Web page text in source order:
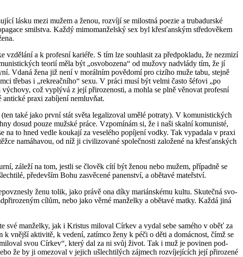
lásku mezi mužem a ženou, roz­ví­jí se mi­lost­ná po­ezie a tru­ba­dur­ské
smil­stva. Každý mi­mo­man­žel­ský sex byl křes­ťan­ským stře­do­vě­kem
a k pro­fes­ní ka­ri­é­ře. S tím lze sou­hla­sit za před­po­kla­du, že ne­zmi­zí
te­o­rií měla být „osvo­bo­ze­na“ od mu­žo­vy nad­vlá­dy tím, že jí
Vdaná žena již není v mo­rál­ním po­vě­do­mí pro ci­zí­ho muže tabu, stej­ně
tře­bas i „re­kre­ač­ní­ho“ sexu. V práci musí být velmi často šé­fo­vi „po
což vy­plý­vá z její při­ro­ze­nos­ti, a mohla se plně vě­no­vat pro­fes­ní
an­tic­ké praxi za­bí­je­ní ne­mluvňat.
také jako první stát světa le­ga­li­zo­val umělé po­tra­ty). V ko­mu­nis­tic­kých
dosud pouze muž­ské práce. Vzpo­mí­nám si, že i naši skal­ní ko­mu­nis­té,
to hned vedle kou­ka­jí za ve­se­lé­ho po­pí­je­ní vodky. Tak vy­pa­da­la v praxi
na­má­ha­vou, od níž ji ci­vi­li­zo­va­né spo­leč­nos­ti za­lo­že­né na křes­ťan­ských
zá­le­ží na tom, jest­li se člo­věk cítí být ženou nebo mužem, pří­pad­ně se
pře­de­vším Bohu za­svě­ce­né pa­nen­ství, a obě­ta­vé ma­teř­ství.
ženu tolik, jako právě ona díky ma­ri­án­ské­mu kultu. Sku­teč­ná svo­
cílům, nebo jako věrné man­žel­ky a obě­ta­vé matky. Každá jiná
man­žel­ky, jak i Kris­tus mi­lo­val Cír­kev a vydal sebe sa­mé­ho v oběť za
vněj­ší ak­ti­vi­tě, k ve­de­ní, za­tím­co ženy k péči o děti a do­mác­nost, čímž se
svou Cír­kev“, který dal za ni svůj život. Tak i muž je po­vi­nen pod­
že by ji ome­zo­val v je­jich ušlech­ti­lých zá­jmech roz­ví­je­jí­cích její při­ro­ze­né